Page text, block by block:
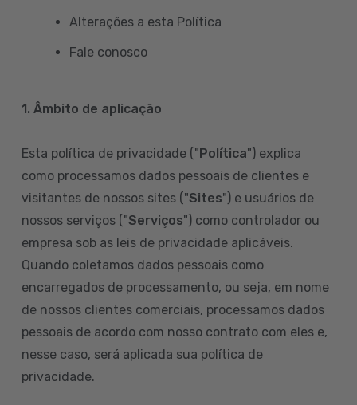
Alterações a esta Política
Fale conosco
1. Âmbito de aplicação
Esta política de privacidade ("Política") explica
como processamos dados pessoais de clientes e
visitantes de nossos sites ("Sites") e usuários de
nossos serviços ("Serviços") como controlador ou
empresa sob as leis de privacidade aplicáveis.
Quando coletamos dados pessoais como
encarregados de processamento, ou seja, em nome
de nossos clientes comerciais, processamos dados
pessoais de acordo com nosso contrato com eles e,
nesse caso, será aplicada sua política de
privacidade.